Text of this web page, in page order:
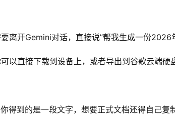
开Gemini对话，直接说”帮我生成一份2026
以直接下载到设备上，或者导出到谷歌云端硬
得到的是一段文字，想要正式文档还得自己